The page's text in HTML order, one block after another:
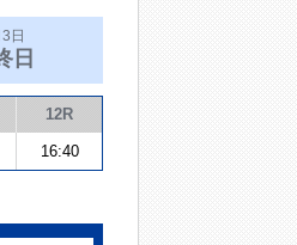
日
日
12R
16:40